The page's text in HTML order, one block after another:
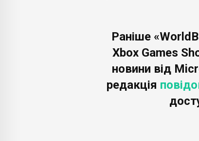
Раніше
Xbox Games
новини від
редакція